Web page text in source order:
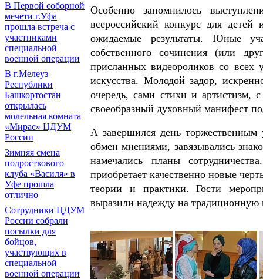
В Первой соборной
мечети г.Уфа
прошла встреча с
участниками
специальной
военной операции
В г.Мелеуз
Республики
Башкортостан
открылась
молельная комната
«Мирас» ЦДУМ
России
Зимняя смена
подросткового
клуба «Василя» в
Уфе прошла
отлично
Сотрудники ЦДУМ
России собрали
посылки для
бойцов,
участвующих в
специальной
военной операции
Особенно запомнилось
всероссийский конкурс для детей
ожидаемые результаты. Юные
собственного сочинения (или
присланных видеороликов со всех
искусства. Молодой задор,
очередь, сами стихи и артистизм,
своеобразный духовный манифест
А завершился день
обмен мнениями, завязывались
намечались планы
приобретает качественно новые
теории и практики. Гости
выразили надежду на традиционную